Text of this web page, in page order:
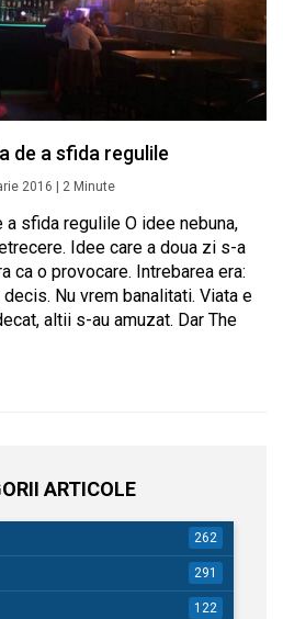
de a sfida regulile
2016 2 Minute
a sfida regulile O idee nebuna,
Idee care a doua zi s-a
ca o provocare. Intrebarea era:
Nu vrem banalitati. Viata e
altii s-au amuzat. Dar The
ARTICOLE
262
291
122